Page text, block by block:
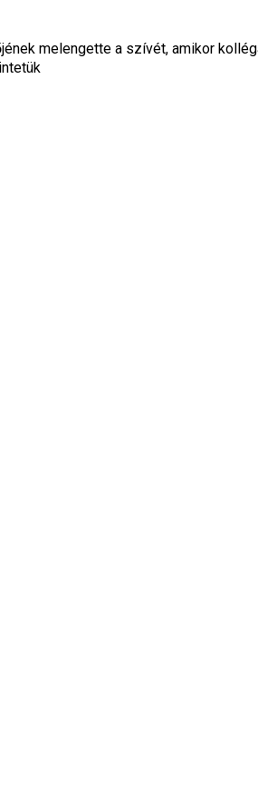
melengette a szívét, amikor